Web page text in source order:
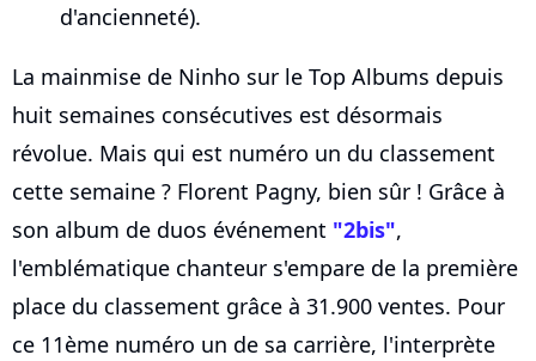
d'ancienneté).
La mainmise de Ninho sur le Top Albums depuis
huit semaines consécutives est désormais
révolue. Mais qui est numéro un du classement
cette semaine ? Florent Pagny, bien sûr ! Grâce à
son album de duos événement "2bis",
l'emblématique chanteur s'empare de la première
place du classement grâce à 31.900 ventes. Pour
ce 11ème numéro un de sa carrière, l'interprète